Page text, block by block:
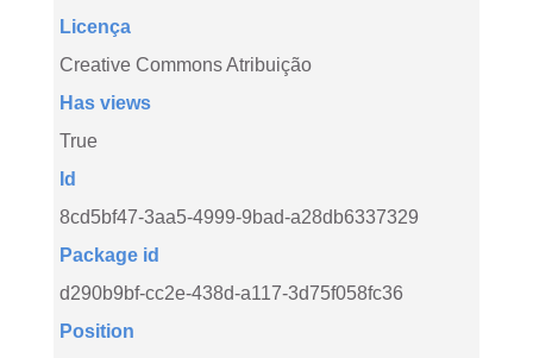
Licença
Creative Commons Atribuição
Has views
True
Id
8cd5bf47-3aa5-4999-9bad-a28db6337329
Package id
d290b9bf-cc2e-438d-a117-3d75f058fc36
Position